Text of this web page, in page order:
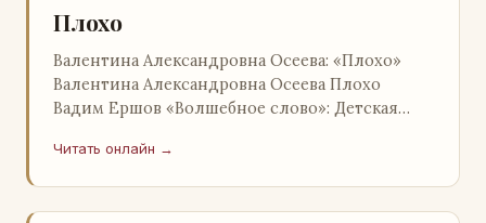
Плохо
Валентина Александровна Осеева: «Плохо»
Валентина Александровна Осеева Плохо
Вадим Ершов «Волшебное слово»: Детская
Александровна ОСЕЕВ…
Читать онлайн →